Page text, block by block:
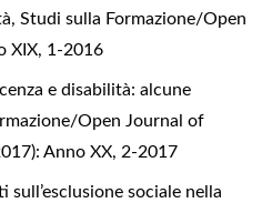
, Studi sulla Formazione/Open
XIX, 1-2016
e disabilità: alcune
Open Journal of
Anno XX, 2-2017
sull’esclusione sociale nella